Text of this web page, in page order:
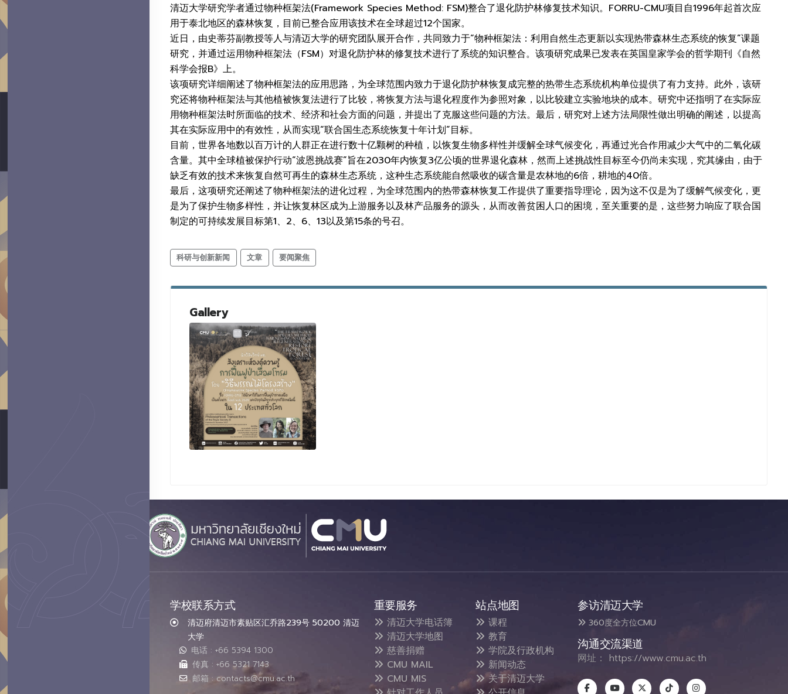
清迈大学研究学者通过物种框架法(Framework Species Method: FSM)整合了退化防护林修复技术知识。FORRU-CMU项目自1996年起首次应
用于泰北地区的森林恢复，目前已整合应用该技术在全球超过12个国家。
近日，由史蒂芬副教授等人与清迈大学的研究团队展开合作，共同致力于“物种框架法：利用自然生态更新以实现热带森林生态系统的恢复”课题
研究，并通过运用物种框架法（FSM）对退化防护林的修复技术进行了系统的知识整合。该项研究成果已发表在英国皇家学会的哲学期刊《自然
科学会报B》上。
该项研究详细阐述了物种框架法的应用思路，为全球范围内致力于退化防护林恢复成完整的热带生态系统机构单位提供了有力支持。此外，该研
究还将物种框架法与其他植被恢复法进行了比较，将恢复方法与退化程度作为参照对象，以比较建立实验地块的成本。研究中还指明了在实际应
用物种框架法时所面临的技术、经济和社会方面的问题，并提出了克服这些问题的方法。最后，研究对上述方法局限性做出明确的阐述，以提高
其在实际应用中的有效性，从而实现“联合国生态系统恢复十年计划”目标。
目前，世界各地数以百万计的人群正在进行数十亿颗树的种植，以恢复生物多样性并缓解全球气候变化，再通过光合作用减少大气中的二氧化碳
含量。其中全球植被保护行动“波恩挑战赛”旨在2030年内恢复3亿公顷的世界退化森林，然而上述挑战性目标至今仍尚未实现，究其缘由，由于
缺乏有效的技术来恢复自然可再生的森林生态系统，这种生态系统能自然吸收的碳含量是农林地的6倍，耕地的40倍。
最后，这项研究还阐述了物种框架法的进化过程，为全球范围内的热带森林恢复工作提供了重要指导理论，因为这不仅是为了缓解气候变化，更
是为了保护生物多样性，并让恢复林区成为上游服务以及林产品服务的源头，从而改善贫困人口的困境，至关重要的是，这些努力响应了联合国
制定的可持续发展目标第1、2、6、13以及第15条的号召。
科研与创新新闻 文章 要闻聚焦
Gallery
学校联系方式
清迈府清迈市素贴区汇乔路239号 50200 清迈
大学
电话 : +66 5394 1300
传真 : +66 5321 7143
邮箱 : contacts@cmu.ac.th
重要服务
清迈大学电话簿
清迈大学地图
慈善捐赠
CMU MAIL
CMU MIS
站点地图
课程
教育
学院及行政机构
新闻动态
关于清迈大学
参访清迈大学
360度全方位CMU
沟通交流渠道
网址： https://www.cmu.ac.th